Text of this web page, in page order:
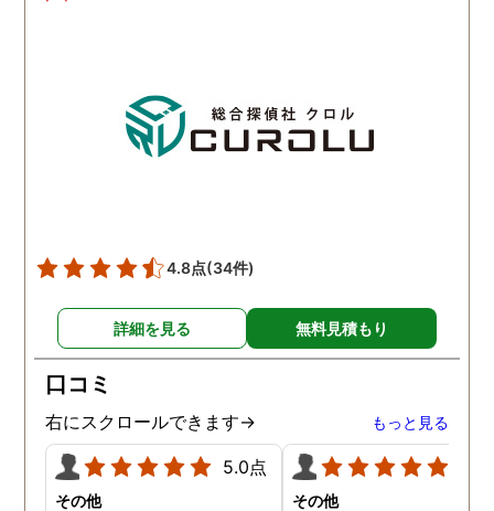
夫を黙らせるには最も有
的な方法だと信じていま
4.8点(34件)
詳細を見る 無料見積もり
口コミ
右にスクロールできます→ もっと見る
5.0点
その他 その他